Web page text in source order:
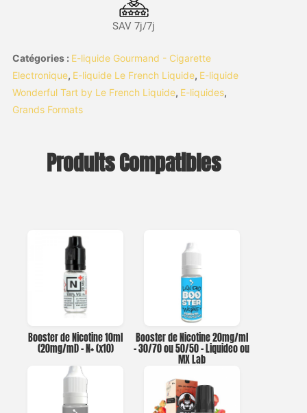
SAV 7j/7j
Catégories : E-liquide Gourmand - Cigarette
Electronique, E-liquide Le French Liquide, E-liquide
Wonderful Tart by Le French Liquide, E-liquides,
Grands Formats
Produits Compatibles
Booster de Nicotine 10ml
(20mg/ml) – N+ (x10)
Booster de Nicotine 20mg/ml
– 30/70 ou 50/50 – Liquideo ou
MX Lab